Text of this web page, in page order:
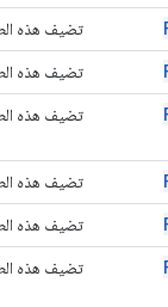
تضيف هذه
تضيف هذه
تضيف هذه
تضيف هذه
تضيف هذه
تضيف هذه